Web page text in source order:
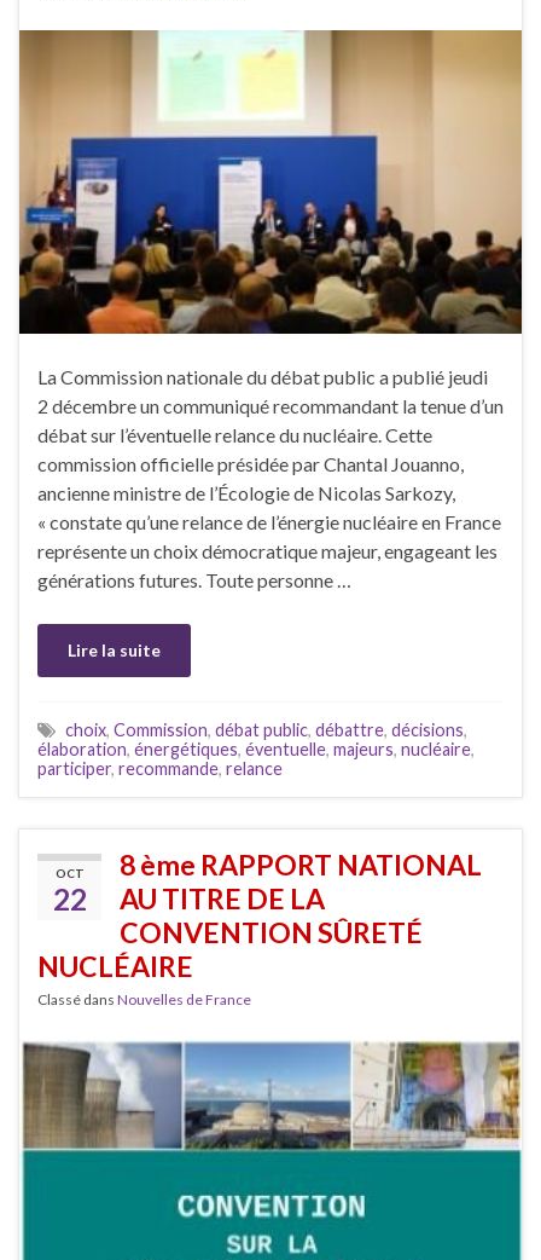
La Commission nationale du débat public a publié jeudi
2 décembre un communiqué recommandant la tenue d’un
débat sur l’éventuelle relance du nucléaire. Cette
commission officielle présidée par Chantal Jouanno,
ancienne ministre de l’Écologie de Nicolas Sarkozy,
« constate qu’une relance de l’énergie nucléaire en France
représente un choix démocratique majeur, engageant les
générations futures. Toute personne …
Lire la suite
choix, Commission, débat public, débattre, décisions,
élaboration, énergétiques, éventuelle, majeurs, nucléaire,
participer, recommande, relance
OCT
22
8 ème RAPPORT NATIONAL
AU TITRE DE LA
CONVENTION SÛRETÉ
NUCLÉAIRE
Classé dans Nouvelles de France